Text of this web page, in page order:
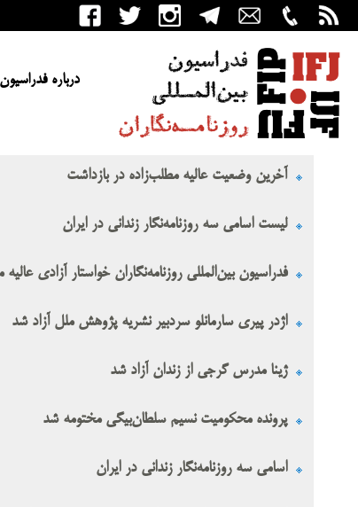
درباره فدراسیون
آخرین وضعیت عالیه مطلب‌زاده در بازداشت
لیست اسامی سه روزنامه‌نگار زندانی در ایران
فدراسیون بین‌المللی روزنامه‌نگاران خواستار آزادی
اژدر پیری سارمانلو سردبیر نشریه پژوهش ملل آزاد شد
ژینا مدرس گرجی از زندان آزاد شد
پرونده محکومیت نسیم سلطان‌بیگی مختومه شد
اسامی سه روزنامه‌نگار زندانی در ایران